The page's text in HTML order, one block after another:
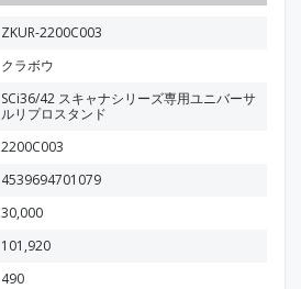
ZKUR-2200C003
クラボウ
SCi36/42 スキャナシリーズ専用ユニバーサ
ルリプロスタンド
2200C003
4539694701079
30,000
101,920
490